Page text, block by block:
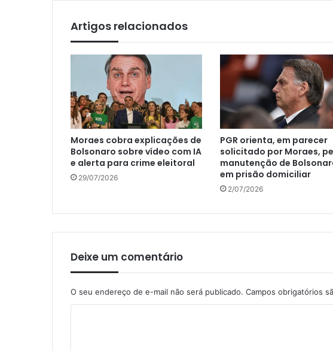
Artigos relacionados
Moraes cobra explicações de
Bolsonaro sobre vídeo com IA
e alerta para crime eleitoral
29/07/2026
PGR orienta, em parecer
solicitado por Moraes,
manutenção de
em prisão domiciliar
2/07/2026
Deixe um comentário
O seu endereço de e-mail não será publicado. Campos obrigatórios